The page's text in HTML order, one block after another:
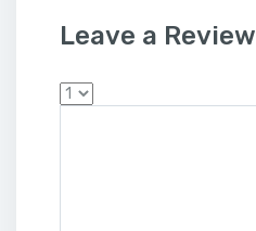
Leave a Review